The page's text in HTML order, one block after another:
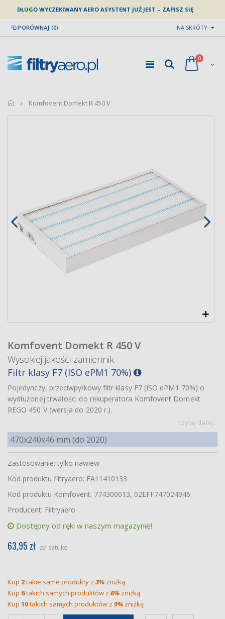
DŁUGO WYCZEKIWANY AERO ASYSTENT JUŻ JEST – ZAPISZ SIĘ
PORÓWNAJ (0) NA SKRÓTY
0
home
Komfovent Domekt R 450 V
Komfovent Domekt R 450 V
Wysokiej jakości zamiennik
Filtr klasy F7 (ISO ePM1 70%)
Pojedynczy, przeciwpyłkowy filtr klasy F7 (ISO ePM1 70%) o
wydłużonej trwałości do rekuperatora Komfovent Domekt
REGO 450 V (wersja do 2020 r.).
czytaj dalej...
470x240x46 mm (do 2020)
Zastosowanie: tylko nawiew
Kod produktu filtryaero: FA11410133
Kod produktu Komfovent: 774300013, 02EFF747024046
Producent: Filtryaero
Dostępny od ręki w naszym magazynie!
63,95 zł za sztukę
Kup 2takie same produkty z 3% zniżką
Kup 6takich samych produktów z 6% zniżką
Kup 10takich samych produktów z 9% zniżką